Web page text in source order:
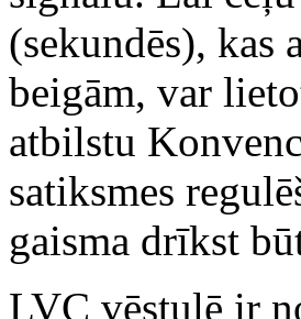
(sekundēs), kas
beigām, var
atbilstu
satiksmes
gaisma drīkst
LVC vēstulē ir